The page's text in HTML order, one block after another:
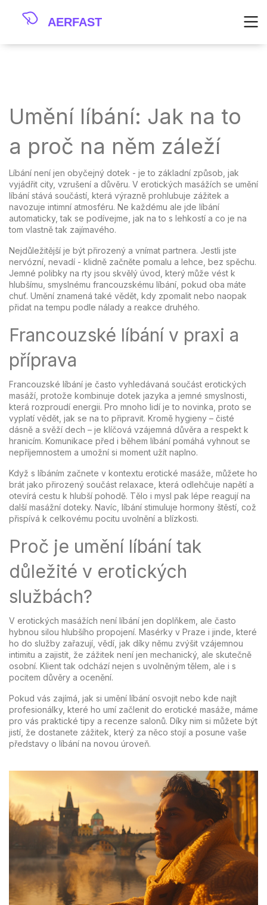
Umění líbání: Jak na to
a proč na něm záleží
Líbání není jen obyčejný dotek - je to základní způsob, jak
vyjádřit city, vzrušení a důvěru. V erotických masážích se umění
líbání stává součástí, která výrazně prohlubuje zážitek a
navozuje intimní atmosféru. Ne každému ale jde líbání
automaticky, tak se podívejme, jak na to s lehkostí a co je na
tom vlastně tak zajímavého.
Nejdůležitější je být přirozený a vnímat partnera. Jestli jste
nervózní, nevadí - klidně začněte pomalu a lehce, bez spěchu.
Jemné polibky na rty jsou skvělý úvod, který může vést k
hlubšímu, smyslnému francouzskému líbání, pokud oba máte
chuť. Umění znamená také vědět, kdy zpomalit nebo naopak
přidat na tempu podle nálady a reakce druhého.
Francouzské líbání v praxi a
příprava
Francouzské líbání je často vyhledávaná součást erotických
masáží, protože kombinuje dotek jazyka a jemné smyslnosti,
která rozproudí energii. Pro mnoho lidí je to novinka, proto se
vyplatí vědět, jak se na to připravit. Kromě hygieny – čisté
dásně a svěží dech – je klíčová vzájemná důvěra a respekt k
hranicím. Komunikace před i během líbání pomáhá vyhnout se
nepříjemnostem a umožní si moment užít naplno.
Když s líbáním začnete v kontextu erotické masáže, můžete ho
brát jako přirozený součást relaxace, která odlehčuje napětí a
otevírá cestu k hlubší pohodě. Tělo i mysl pak lépe reagují na
další masážní doteky. Navíc, líbání stimuluje hormony štěstí, což
přispívá k celkovému pocitu uvolnění a blízkosti.
Proč je umění líbání tak
důležité v erotických
službách?
V erotických masážích není líbání jen doplňkem, ale často
hybnou silou hlubšího propojení. Masérky v Praze i jinde, které
ho do služby zařazují, vědí, jak díky němu zvýšit vzájemnou
intimitu a zajistit, že zážitek není jen mechanický, ale skutečně
osobní. Klient tak odchází nejen s uvolněným tělem, ale i s
pocitem důvěry a ocenění.
Pokud vás zajímá, jak si umění líbání osvojit nebo kde najít
profesionálky, které ho umí začlenit do erotické masáže, máme
pro vás praktické tipy a recenze salonů. Díky nim si můžete být
jistí, že dostanete zážitek, který za něco stojí a posune vaše
představy o líbání na novou úroveň.